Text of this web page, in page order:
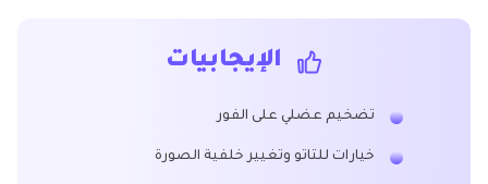
الإيجابيات
تضخيم عضلي على الفور
خيارات للتاتو وتغيير خلفية الصورة